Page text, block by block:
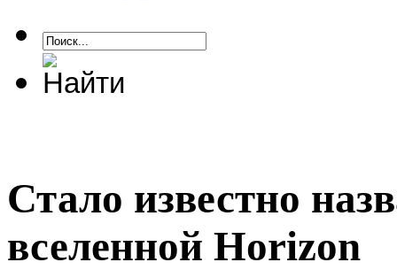
Стало известно
вселенной Horizon